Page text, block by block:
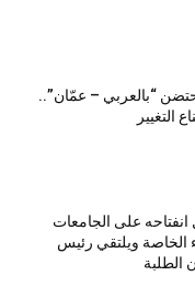
“بالعربي – عمّان”..
التغيير
على الجامعات
الخاصة ويلتقي رئيس
الطلبة